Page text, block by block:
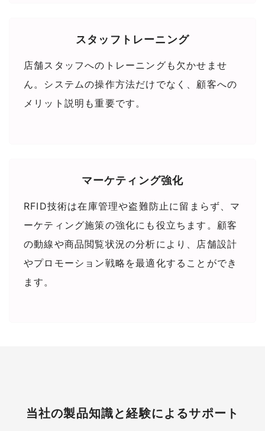
スタッフトレーニング
店舗スタッフへのトレーニングも欠かせませ
ん。システムの操作方法だけでなく、顧客への
メリット説明も重要です。
マーケティング強化
RFID技術は在庫管理や盗難防止に留まらず、マ
ーケティング施策の強化にも役立ちます。顧客
の動線や商品閲覧状況の分析により、店舗設計
やプロモーション戦略を最適化することができ
ます。
当社の製品知識と経験によるサポート